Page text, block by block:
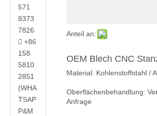
571
8373
7826
 +86
158
5810
2851
(WHA
TSAP
P&M
Anteil an:
OEM Blech CNC
Material: Kohlenstoffstahl /
Oberflächenbehandlung:
Anfrage